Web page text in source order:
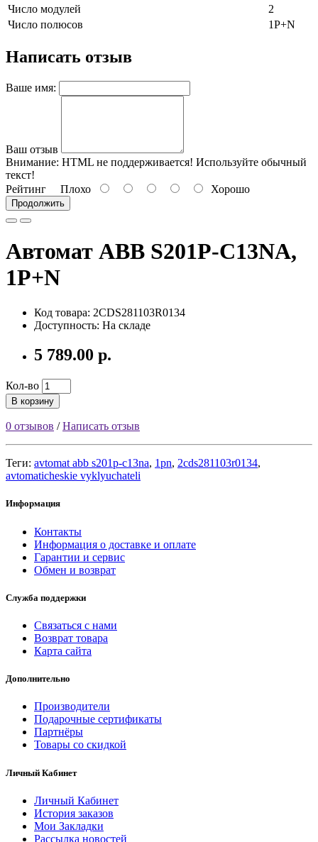
Число модулей
2
Число полюсов
1P+N
Написать отзыв
Ваше имя:
Ваш отзыв
Внимание: HTML не поддерживается! Используйте обычный
текст!
Рейтинг Плохо Хорошо
Продолжить
Автомат ABB S201P-C13NA,
1P+N
Код товара: 2CDS281103R0134
Доступность: На складе
5 789.00 р.
Кол-во
В корзину
0 отзывов /Написать отзыв
Теги: avtomat abb s201p-c13na, 1pn, 2cds281103r0134,
avtomaticheskie vyklyuchateli
Информация
Контакты
Информация о доставке и оплате
Гарантии и сервис
Обмен и возврат
Служба поддержки
Связаться с нами
Возврат товара
Карта сайта
Дополнительно
Производители
Подарочные сертификаты
Партнёры
Товары со скидкой
Личный Кабинет
Личный Кабинет
История заказов
Мои Закладки
Рассылка новостей